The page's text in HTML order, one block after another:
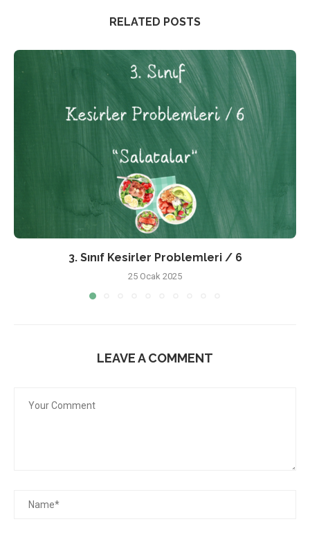
RELATED POSTS
3. Sınıf Kesirler Problemleri / 6
25 Ocak 2025
LEAVE A COMMENT